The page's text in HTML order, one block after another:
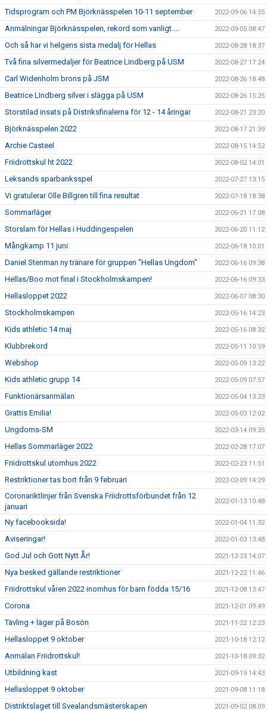
Tidsprogram och PM Björknässpelen 10-11 september 2022-09-06 14:55
Anmälningar Björknässpelen, rekord som vanligt.... 2022-09-05 08:47
Och så har vi helgens sista medalj för Hellas 2022-08-28 18:37
Två fina silvermedaljer för Beatrice Lindberg på USM 2022-08-27 17:24
Carl Widenholm brons på JSM 2022-08-26 18:48
Beatrice LIndberg silver i slägga på USM 2022-08-26 15:25
Storstilad insats på Distriksfinalerna för 12 - 14 åringar 2022-08-21 23:20
Björknässpelen 2022 2022-08-17 21:39
Archie Casteel 2022-08-15 14:52
Friidrottskul ht 2022 2022-08-02 14:01
Leksands sparbanksspel 2022-07-27 13:15
Vi gratulerar Olle Billgren till fina resultat 2022-07-18 18:38
Sommarläger 2022-06-21 17:08
Storslam för Hellas i Huddingespelen 2022-06-20 11:12
Mångkamp 11 juni 2022-06-18 10:01
Daniel Stenman ny tränare för gruppen "Hellas Ungdom" 2022-06-16 09:38
Hellas/Boo mot final i Stockholmskampen! 2022-06-16 09:33
Hellasloppet 2022 2022-06-07 08:30
Stockholmskampen 2022-05-16 14:23
Kids athletic 14 maj 2022-05-16 08:32
Klubbrekord 2022-05-11 10:59
Webshop 2022-05-09 13:22
Kids athletic grupp 14 2022-05-09 07:57
Funktionärsanmälan 2022-05-04 13:23
Grattis Emilia! 2022-05-03 12:02
Ungdoms-SM 2022-03-14 09:35
Hellas Sommarläger 2022 2022-02-28 17:07
Friidrottskul utomhus 2022 2022-02-23 11:51
Restriktioner tas bort från 9 februari 2022-02-09 14:29
Coronariktlinjer från Svenska Friidrottsförbundet från 12
januari
2022-01-13 10:48
Ny facebooksida! 2022-01-04 11:32
Aviseringar! 2022-01-03 13:48
God Jul och Gott Nytt År! 2021-12-23 14:07
Nya besked gällande restriktioner 2021-12-22 11:46
Friidrottskul våren 2022 inomhus för barn födda 15/16 2021-12-08 13:47
Corona 2021-12-01 09:49
Tävling + läger på Bosön 2021-11-22 12:23
Hellasloppet 9 oktober 2021-10-18 12:12
Anmälan Friidrottskul! 2021-10-18 09:32
Utbildning kast 2021-09-19 14:43
Hellasloppet 9 oktober 2021-09-08 11:18
Distriktslaget till Svealandsmästerskapen 2021-09-02 08:09